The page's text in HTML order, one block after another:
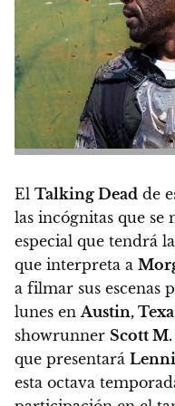
El Talking Dead de
las incógnitas que se
especial que tendrá
que interpreta a
a filmar sus escenas
lunes en Austin,
showrunner Scott
que presentará
esta octava